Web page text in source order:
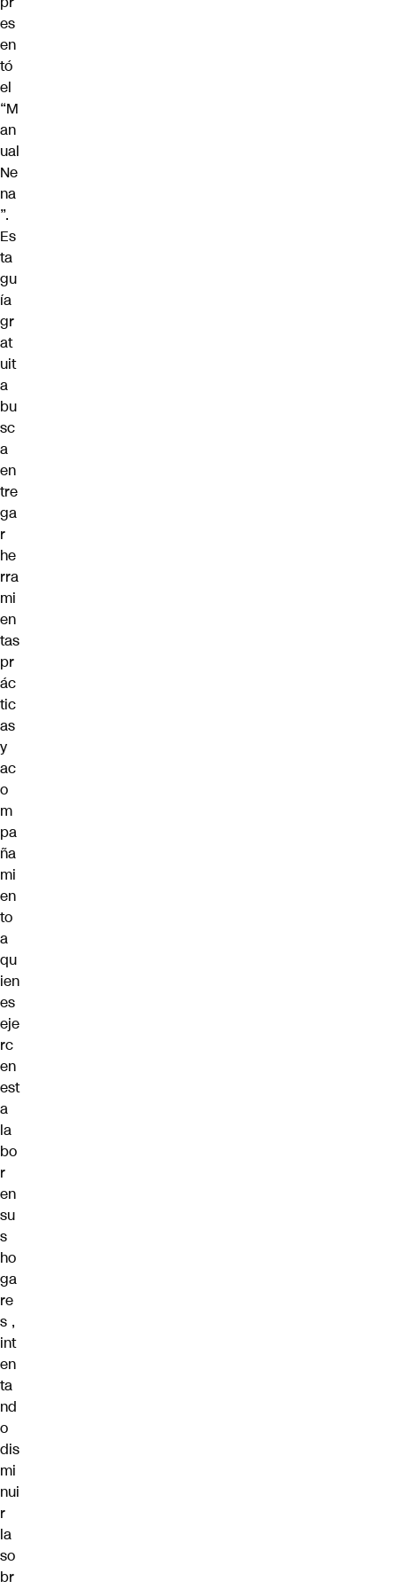
es
en
tó
el
“M
an
ual
Ne
na
”.
Es
ta
gu
ía
gr
at
uit
a
bu
sc
a
en
tre
ga
r
he
rra
mi
en
tas
pr
ác
tic
as
y
ac
o
m
pa
ña
mi
en
to
a
qu
ien
es
eje
rc
en
est
a
la
bo
r
en
su
s
ho
ga
re
s ,
int
en
ta
nd
o
dis
mi
nui
r
la
so
br